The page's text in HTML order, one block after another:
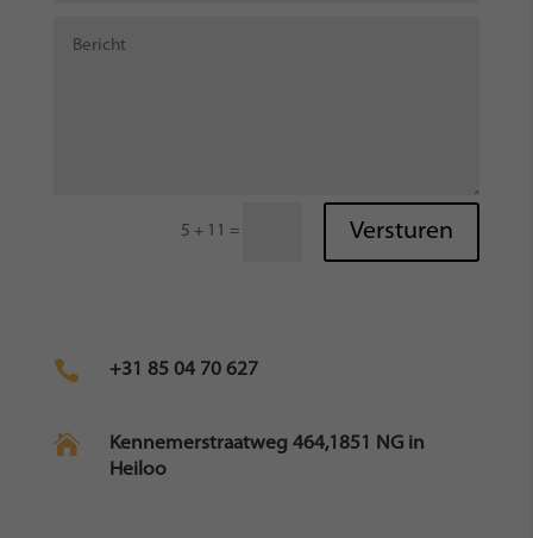
5 + 11 = Versturen
 +31 85 04 70 627

Kennemerstraatweg 464,1851 NG in
Heiloo